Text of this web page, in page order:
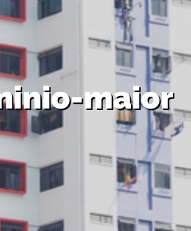
maior